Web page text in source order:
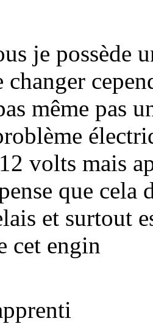
je possède
changer
même pas
volts mais
que cela
et surtout
cet engin